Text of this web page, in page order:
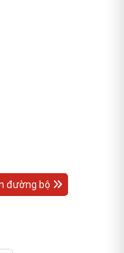
đường bộ